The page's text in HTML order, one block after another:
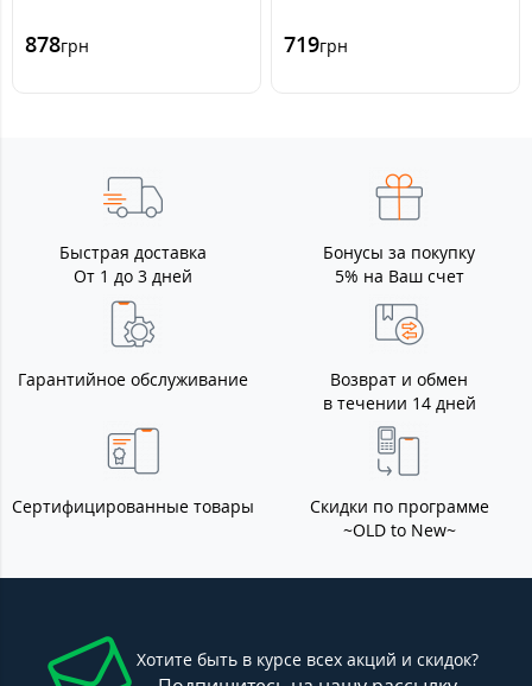
878грн 719грн
Быстрая доставка
От 1 до 3 дней
Бонусы за покупку
5% на Ваш счет
Гарантийное обслуживание
Возврат и обмен
в течении 14 дней
Сертифицированные товары
Скидки по программе
~OLD to New~
Хотите быть в курсе всех акций и скидок?